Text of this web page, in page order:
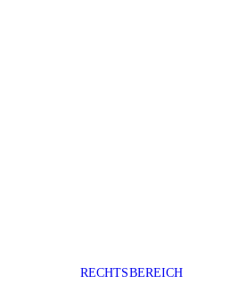
RECHTSBEREICH